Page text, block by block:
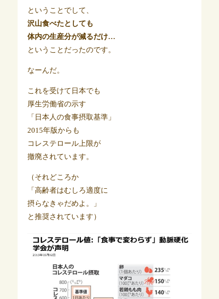
ということでして、
沢山食べたとしても
体内の生産分が減るだけ…
ということだったのです。
なーんだ。
これを受けて日本でも
厚生労働省の示す
「日本人の食事摂取基準」
2015年版からも
コレステロール上限が
撤廃されています。
（それどころか
「高齢者はむしろ適度に
摂らなきゃだめよ。」
と推奨されています）